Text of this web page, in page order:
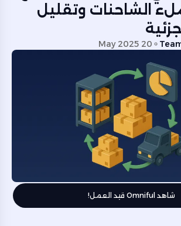
الشاحنات وتقليل
20 May 2025
شاهد Omniful قيد العمل!